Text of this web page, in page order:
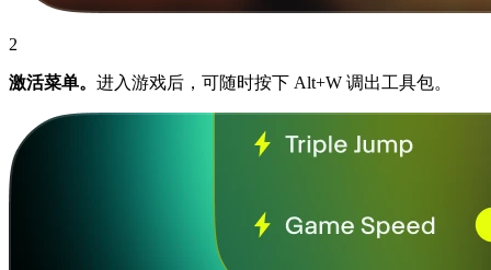
2
激活菜单。 进入游戏后，可随时按下 Alt+W 调出工具包。